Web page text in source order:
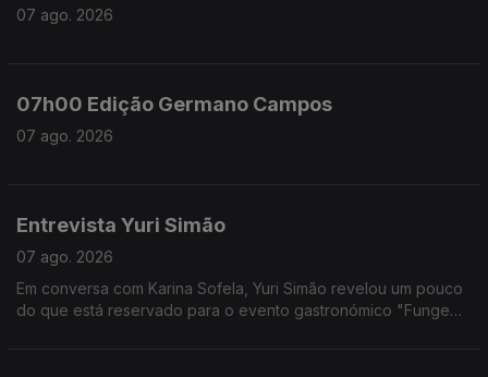
07 ago. 2026
07h00 Edição Germano Campos
07 ago. 2026
Entrevista Yuri Simão
07 ago. 2026
Em conversa com Karina Sofela, Yuri Simão revelou um pouco
do que está reservado para o evento gastronómico "Funge